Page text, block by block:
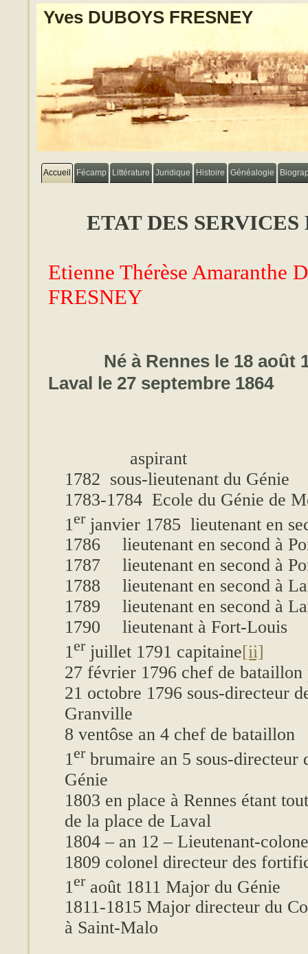
Yves DUBOYS FRESNEY
Accueil Fécamp Littérature Juridique Histoire Généalogie
ETAT DES
Etienne Thérèse Amaranthe
FRESNEY
Né à Rennes le 18 août
Laval le 27 septembre 1864
aspirant
1782 sous-lieutenant du Génie
1783-1784 Ecole du Génie de
1 erjanvier 1785 lieutenant en
1786
lieutenant en second à
1787
lieutenant en second à
1788
lieutenant en second à
1789
lieutenant en second à
1790
lieutenant à Fort-Louis
1erjuillet 1791 capitaine[ii]
27 février 1796 chef de
21 octobre 1796 sous-directeur
Granville
8 ventôse an 4 chef de bataillon
1 erbrumaire an 5 sous-directeur
Génie
1803 en place à Rennes étant
de la place de Laval
1804 – an 12 – Lieutenant-
1809 colonel directeur des
1 eraoût 1811 Major du Génie
1811-1815 Major directeur du
à Saint-Malo